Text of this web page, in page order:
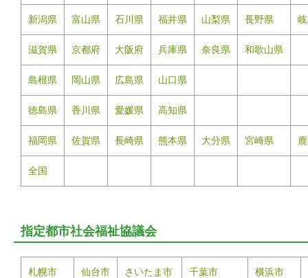
新潟県 富山県 石川県 福井県 山梨県 長野県
滋賀県 京都府 大阪府 兵庫県 奈良県 和歌山県
島根県 岡山県 広島県 山口県
徳島県 香川県 愛媛県 高知県
福岡県 佐賀県 長崎県 熊本県 大分県 宮崎県
全国
指定都市社会福祉協議会
札幌市 仙台市 さいたま市 千葉市 横浜市